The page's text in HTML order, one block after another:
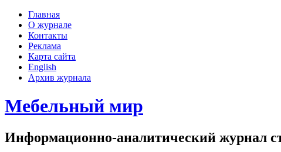
Главная
О журнале
Контакты
Реклама
Карта сайта
English
Архив журнала
Мебельный мир
Информационно-аналитический журнал